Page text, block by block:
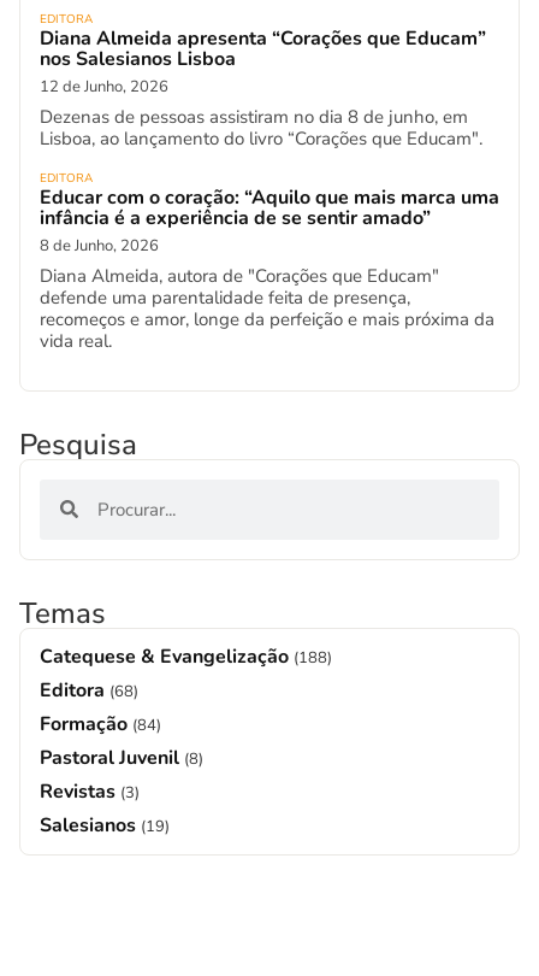
EDITORA
Diana Almeida apresenta “Corações que Educam”
nos Salesianos Lisboa
12 de Junho, 2026
Dezenas de pessoas assistiram no dia 8 de junho, em
Lisboa, ao lançamento do livro “Corações que Educam".
EDITORA
Educar com o coração: “Aquilo que mais marca uma
infância é a experiência de se sentir amado”
8 de Junho, 2026
Diana Almeida, autora de "Corações que Educam"
defende uma parentalidade feita de presença,
recomeços e amor, longe da perfeição e mais próxima da
vida real.
Pesquisa
Temas
Catequese & Evangelização (188)
Editora (68)
Formação (84)
Pastoral Juvenil (8)
Revistas (3)
Salesianos (19)